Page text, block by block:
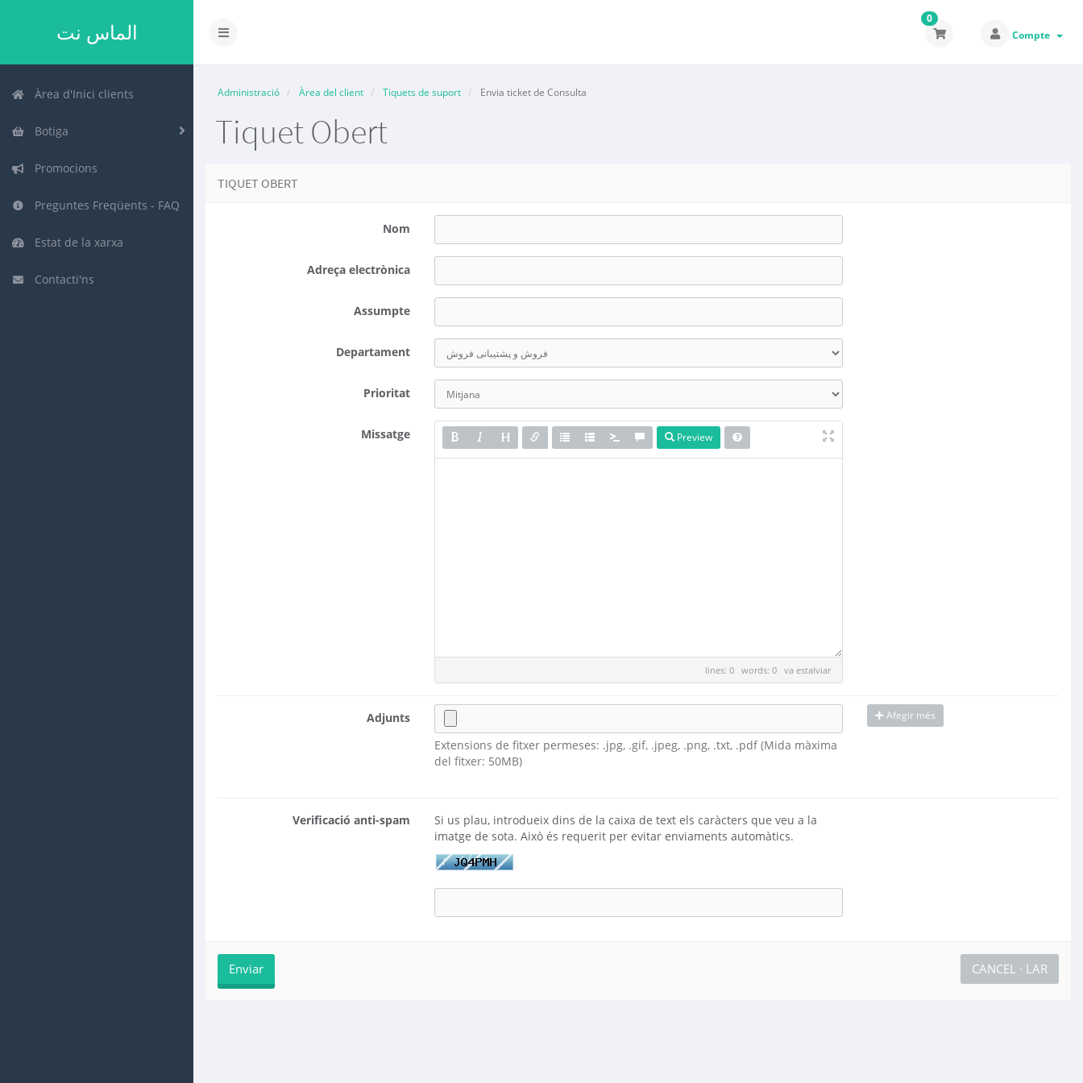
الماس نت
Canvia
navegació
0
Compte
Àrea d'Inici clients
Botiga
Promocions
Preguntes Freqüents - FAQ
Estat de la xarxa
Contacti'ns
Administració Àrea del client Tiquets de suport Envia ticket de Consulta
Tiquet Obert
TIQUET OBERT
Nom
Adreça electrònica
Assumpte
Departament
Prioritat
Missatge Preview
lines: 0 words: 0 va estalviar
Adjunts
Extensions de fitxer permeses: .jpg, .gif, .jpeg, .png, .txt, .pdf (Mida màxima
del fitxer: 50MB)
Afegir més
Verificació anti-spam
Si us plau, introdueix dins de la caixa de text els caràcters que veu a la
imatge de sota. Això és requerit per evitar enviaments automàtics.
CANCEL · LAR